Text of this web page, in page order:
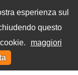
esperienza sul
questo
maggiori